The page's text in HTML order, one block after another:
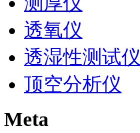
透氧仪
透湿性测试仪
顶空分析仪
Meta